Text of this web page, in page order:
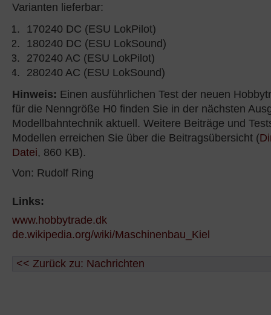
Varianten lieferbar:
170240 DC (ESU LokPilot)
180240 DC (ESU LokSound)
270240 AC (ESU LokPilot)
280240 AC (ESU LokSound)
Hinweis: Einen ausführlichen Test der neuen
für die Nenngröße H0 finden Sie in der nächsten
Modellbahntechnik aktuell. Weitere Beiträge und
Modellen erreichen Sie über die Beitragsübersicht (
Datei, 860 KB).
Von: Rudolf Ring
Links:
www.hobbytrade.dk
de.wikipedia.org/wiki/Maschinenbau_Kiel
<< Zurück zu: Nachrichten